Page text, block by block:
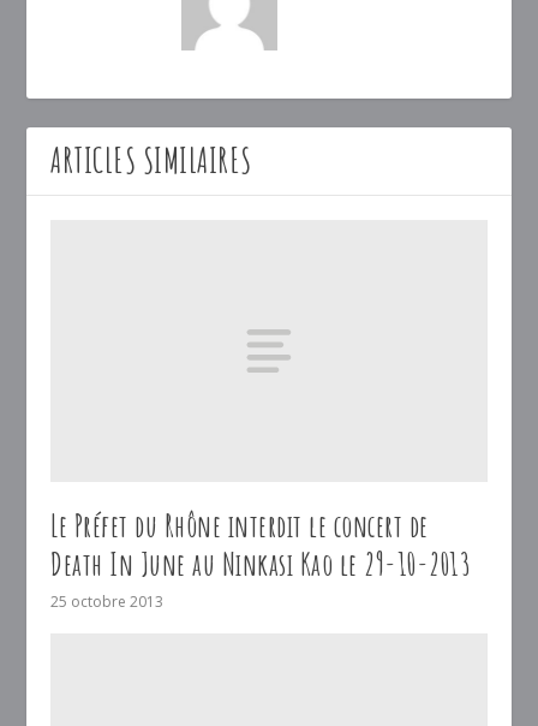
ARTICLES SIMILAIRES
Le Préfet du Rhône interdit le concert de
Death In June au Ninkasi Kao le 29-10-2013
25 octobre 2013